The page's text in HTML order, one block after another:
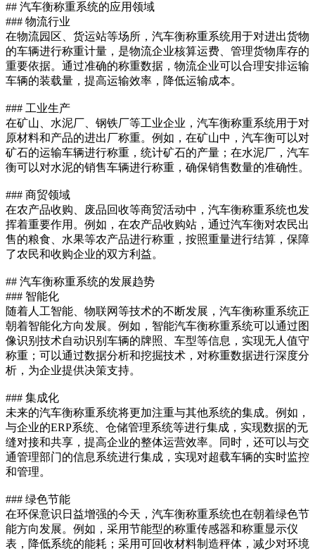
## 汽车衡称重系统的应用领域
### 物流行业
在物流园区、货运站等场所，汽车衡称重系统用于对进出货物
的车辆进行称重计量，是物流企业核算运费、管理货物库存的
重要依据。通过准确的称重数据，物流企业可以合理安排运输
车辆的装载量，提高运输效率，降低运输成本。
### 工业生产
在矿山、水泥厂、钢铁厂等工业企业，汽车衡称重系统用于对
原材料和产品的进出厂称重。例如，在矿山中，汽车衡可以对
矿石的运输车辆进行称重，统计矿石的产量；在水泥厂，汽车
衡可以对水泥的销售车辆进行称重，确保销售数量的准确性。
### 商贸领域
在农产品收购、废品回收等商贸活动中，汽车衡称重系统也发
挥着重要作用。例如，在农产品收购站，通过汽车衡对农民出
售的粮食、水果等农产品进行称重，按照重量进行结算，保障
了农民和收购企业的双方利益。
## 汽车衡称重系统的发展趋势
### 智能化
随着人工智能、物联网等技术的不断发展，汽车衡称重系统正
朝着智能化方向发展。例如，智能汽车衡称重系统可以通过图
像识别技术自动识别车辆的牌照、车型等信息，实现无人值守
称重；可以通过数据分析和挖掘技术，对称重数据进行深度分
析，为企业提供决策支持。
### 集成化
未来的汽车衡称重系统将更加注重与其他系统的集成。例如，
与企业的ERP系统、仓储管理系统等进行集成，实现数据的无
缝对接和共享，提高企业的整体运营效率。同时，还可以与交
通管理部门的信息系统进行集成，实现对超载车辆的实时监控
和管理。
### 绿色节能
在环保意识日益增强的今天，汽车衡称重系统也在朝着绿色节
能方向发展。例如，采用节能型的称重传感器和称重显示仪
表，降低系统的能耗；采用可回收材料制造秤体，减少对环境